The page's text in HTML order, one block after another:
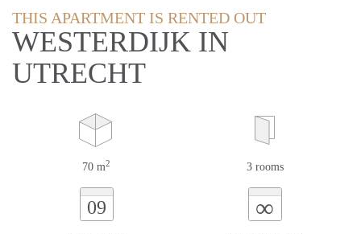
THIS APARTMENT IS RENTED OUT
WESTERDIJK IN
UTRECHT
70 m2 3 rooms
09 ∞